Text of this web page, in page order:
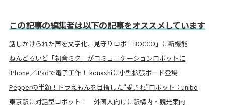
この記事の編集者は以下の記事をオススメしています
話しかけられた声を文字化、見守りロボ「BOCCO」に新機能
ねんどろいど「初音ミク」がコミュニケーションロボットに
iPhone／iPadで電子工作！ konashiに小型拡張ボード登場
Pepperの半額！ドラえもんを目指した“愛され”ロボット：unibo
東京駅に対話型ロボット！ 外国人向けに駅構内・観光案内